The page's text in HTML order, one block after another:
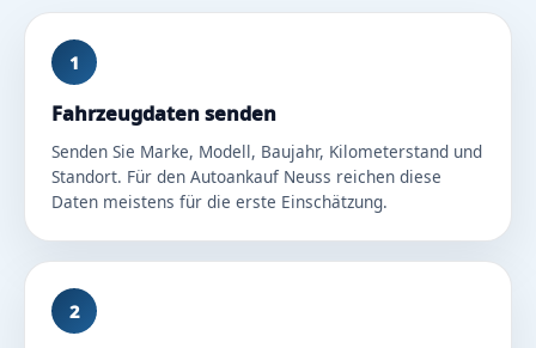
1
Fahrzeugdaten senden
Senden Sie Marke, Modell, Baujahr, Kilometerstand und
Standort. Für den Autoankauf Neuss reichen diese
Daten meistens für die erste Einschätzung.
2